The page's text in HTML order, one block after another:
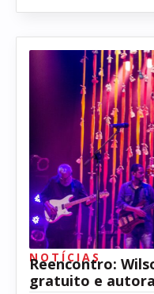
NOTÍCIAS
Reencontro:
gratuito e